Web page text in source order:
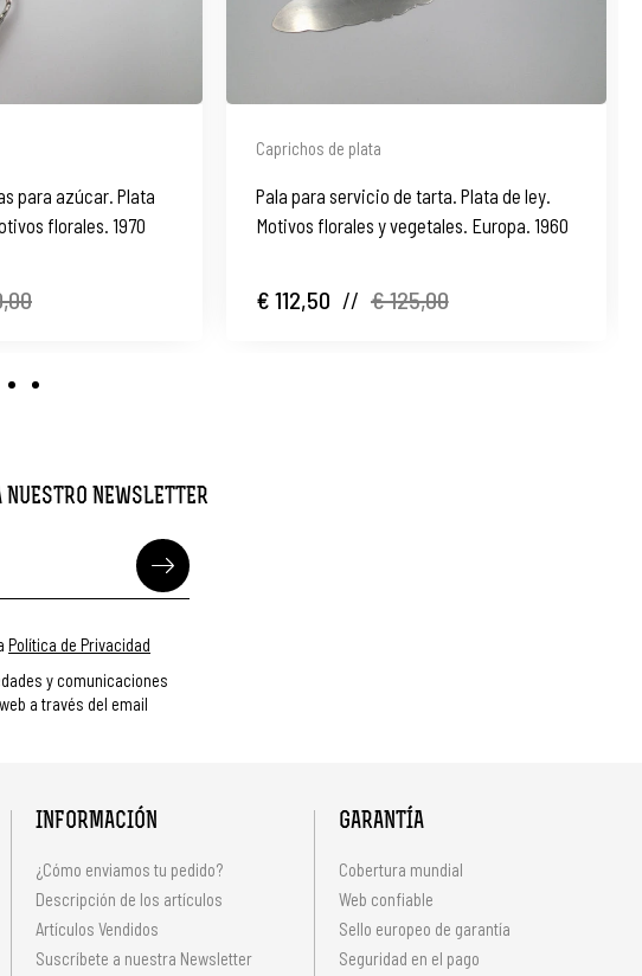
para azúcar. Plata
florales. 1970
Caprichos de plata
Pala para servicio de tarta. Plata de ley.
Motivos florales y vegetales. Europa. 1960
€ 112,50 // € 125,00
NEWSLETTER
Política de Privacidad
y comunicaciones
a través del email
INFORMACIÓN
¿Cómo enviamos tu pedido?
Descripción de los artículos
Artículos Vendidos
Suscríbete a nuestra Newsletter
GARANTÍA
Cobertura mundial
Web confiable
Sello europeo de garantía
Seguridad en el pago